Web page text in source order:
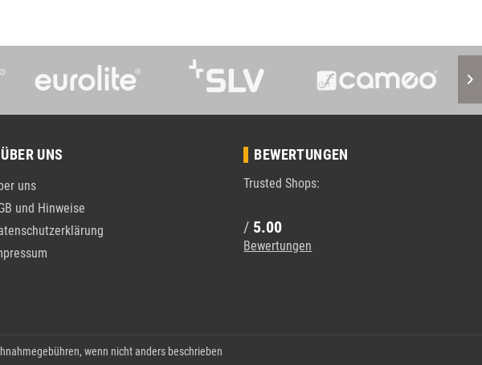
ÜBER UNS
uns
und Hinweise
BEWERTUNGEN
Trusted Shops:
/ 5.00
Bewertungen
wenn nicht anders beschrieben